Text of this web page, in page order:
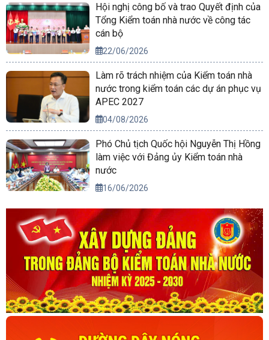
Hội nghị công bố và trao Quyết định của
Tổng Kiểm toán nhà nước về công tác
cán bộ
22/06/2026
Làm rõ trách nhiệm của Kiểm toán nhà
nước trong kiểm toán các dự án phục vụ
APEC 2027
04/08/2026
Phó Chủ tịch Quốc hội Nguyễn Thị Hồng
làm việc với Đảng ủy Kiểm toán nhà
nước
16/06/2026